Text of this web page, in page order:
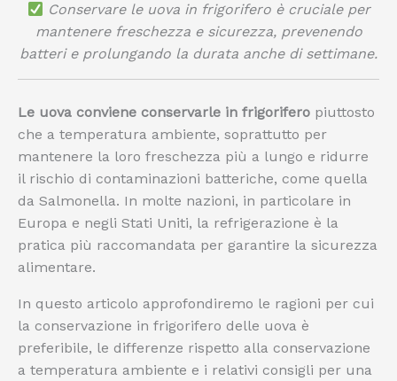
Conservare le uova in frigorifero è cruciale per
mantenere freschezza e sicurezza, prevenendo
batteri e prolungando la durata anche di settimane.
Le uova conviene conservarle in frigorifero piuttosto
che a temperatura ambiente, soprattutto per
mantenere la loro freschezza più a lungo e ridurre
il rischio di contaminazioni batteriche, come quella
da Salmonella. In molte nazioni, in particolare in
Europa e negli Stati Uniti, la refrigerazione è la
pratica più raccomandata per garantire la sicurezza
alimentare.
In questo articolo approfondiremo le ragioni per cui
la conservazione in frigorifero delle uova è
preferibile, le differenze rispetto alla conservazione
a temperatura ambiente e i relativi consigli per una